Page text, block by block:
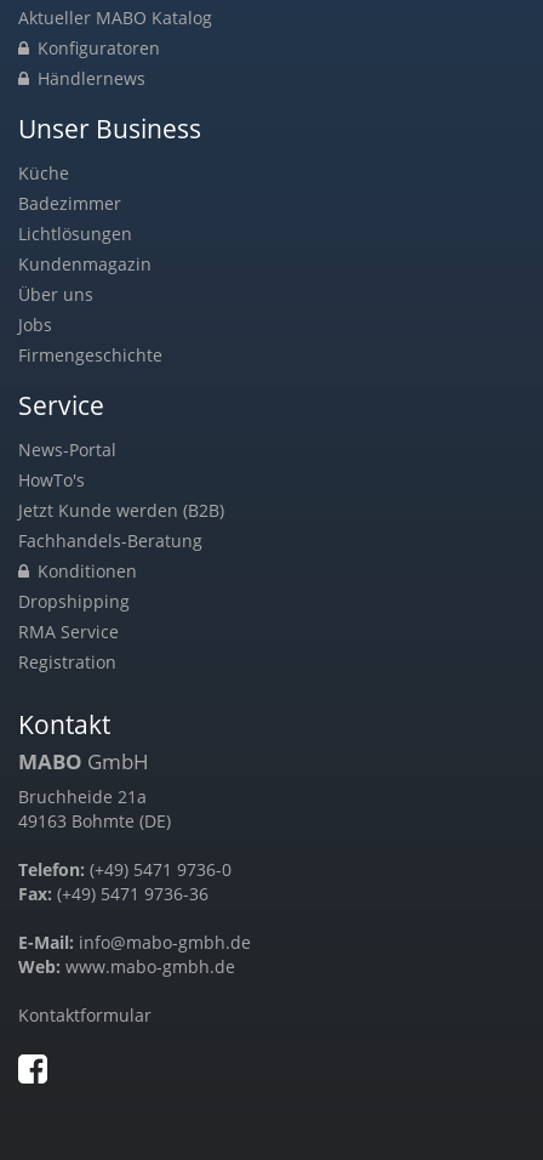
Aktueller MABO Katalog
Konfiguratoren
Händlernews
Unser Business
Küche
Badezimmer
Lichtlösungen
Kundenmagazin
Über uns
Jobs
Firmengeschichte
Service
News-Portal
HowTo's
Jetzt Kunde werden (B2B)
Fachhandels-Beratung
Konditionen
Dropshipping
RMA Service
Registration
Kontakt
MABO GmbH
Bruchheide 21a
49163 Bohmte (DE)
Telefon: (+49) 5471 9736-0
Fax: (+49) 5471 9736-36
E-Mail: info@mabo-gmbh.de
Web: www.mabo-gmbh.de
Kontaktformular